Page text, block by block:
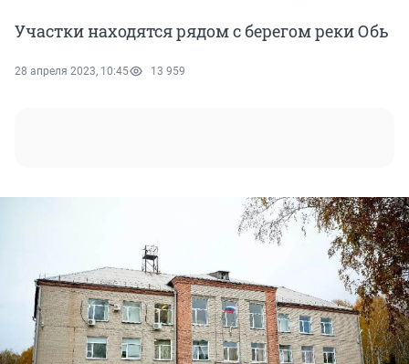
Участки находятся рядом с берегом реки Обь
28 апреля 2023, 10:45 13 959